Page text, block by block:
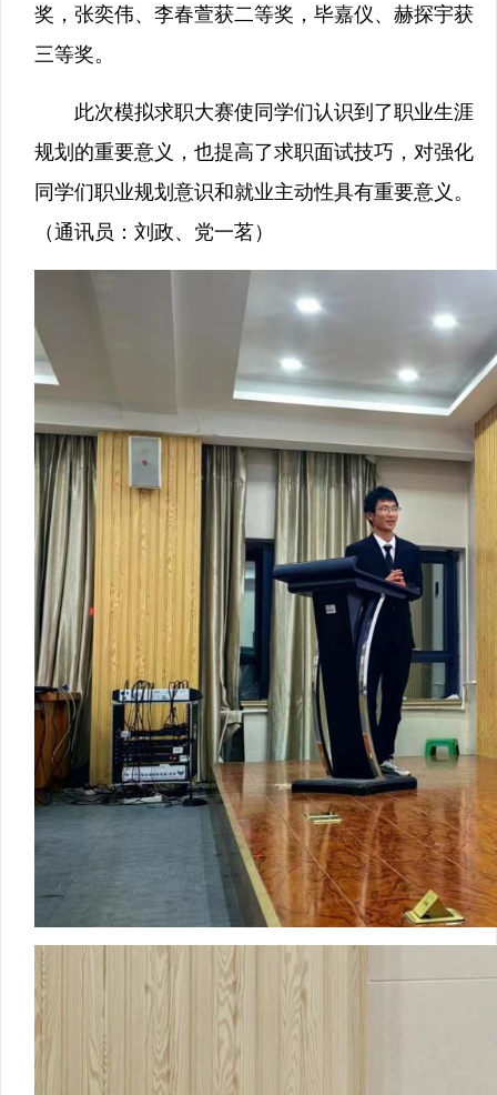
奖，张奕伟、李春萱获二等奖，毕嘉仪、赫探宇获
三等奖。
此次模拟求职大赛使同学们认识到了职业生涯
规划的重要意义，也提高了求职面试技巧，对强化
同学们职业规划意识和就业主动性具有重要意义。
（通讯员：刘政、党一茗）